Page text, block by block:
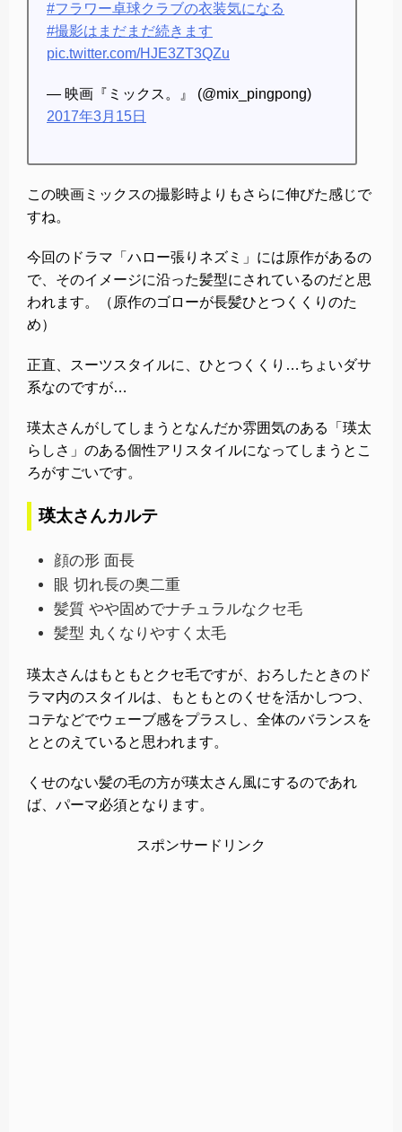
#フラワー卓球クラブの衣装気になる
#撮影はまだまだ続きます
pic.twitter.com/HJE3ZT3QZu
— 映画『ミックス。』 (@mix_pingpong)
2017年3月15日
この映画ミックスの撮影時よりもさらに伸びた感じで
すね。
今回のドラマ「ハロー張りネズミ」には原作があるの
で、そのイメージに沿った髪型にされているのだと思
われます。（原作のゴローが長髪ひとつくくりのた
め）
正直、スーツスタイルに、ひとつくくり…ちょいダサ
系なのですが…
瑛太さんがしてしまうとなんだか雰囲気のある「瑛太
らしさ」のある個性アリスタイルになってしまうとこ
ろがすごいです。
瑛太さんカルテ
顔の形 面長
眼 切れ長の奥二重
髪質 やや固めでナチュラルなクセ毛
髪型 丸くなりやすく太毛
瑛太さんはもともとクセ毛ですが、おろしたときのド
ラマ内のスタイルは、もともとのくせを活かしつつ、
コテなどでウェーブ感をプラスし、全体のバランスを
ととのえていると思われます。
くせのない髪の毛の方が瑛太さん風にするのであれ
ば、パーマ必須となります。
スポンサードリンク